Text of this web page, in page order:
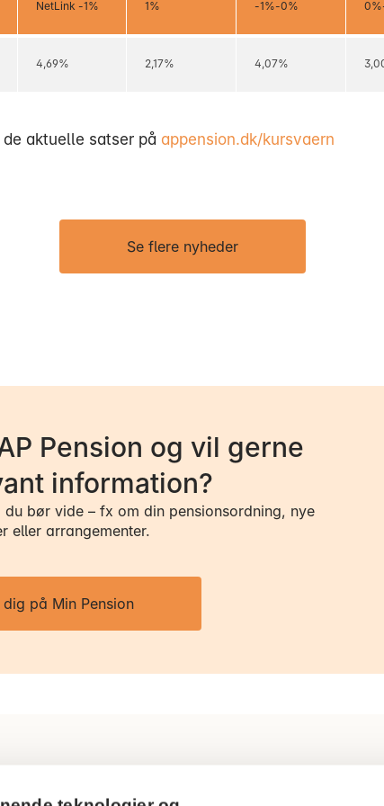
NetLink -1%
1%
-1%-0%
4,69% 2,17% 4,07%
de aktuelle satser på appension.dk/kursvaern
Se flere nyheder
Pension og vil gerne
information?
bør vide – fx om din pensionsordning, nye
eller arrangementer.
på Min Pension
Ring til os